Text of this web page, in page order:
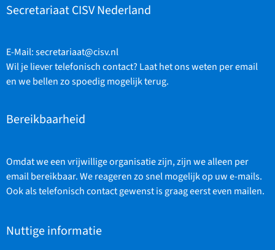
Secretariaat CISV Nederland
E-Mail:secretariaat@cisv.nl
Wil je liever telefonisch contact? Laat het ons weten per email
en we bellen zo spoedig mogelijk terug.
Bereikbaarheid
Omdat we een vrijwillige organisatie zijn, zijn we alleen per
email bereikbaar. We reageren zo snel mogelijk op uw e-mails.
Ook als telefonisch contact gewenst is graag eerst even mailen.
Nuttige informatie